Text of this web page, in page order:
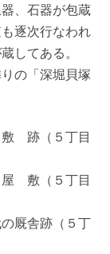
、石器が包蔵
逐次行なわれ
してある。
の「深堀貝塚
（５丁目
（５丁目
舎跡（５丁